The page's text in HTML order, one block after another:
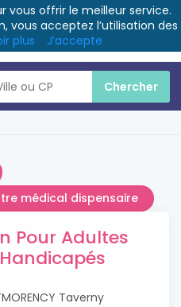
médical dispensaire
Pour Adultes
Taverny
vous offrir le meilleur service.
vous acceptez l’utilisation des
plus J’accepte